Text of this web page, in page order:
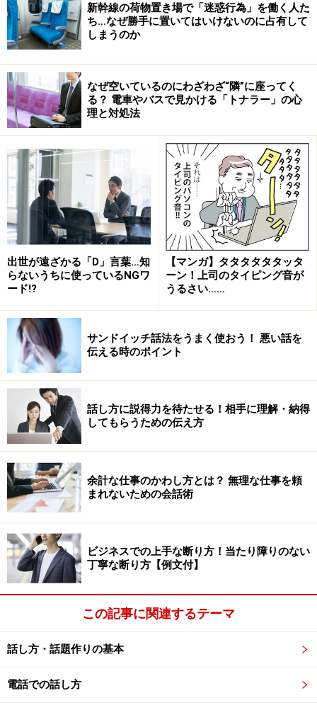
新幹線の荷物置き場で「迷惑行為」を働く人た
ち…なぜ勝手に置いてはいけないのに占有して
しまうのか
なぜ空いているのにわざわざ“隣”に座ってく
る？ 電車やバスで見かける「トナラー」の心
理と対処法
出世が遠ざかる「D」言葉…知
らないうちに使っているNGワ
ード!?
【マンガ】タタタタタタッタ
ーン！上司のタイピング音が
うるさい……
サンドイッチ話法をうまく使おう！ 悪い話を
伝える時のポイント
話し方に説得力を待たせる！相手に理解・納得
してもらうための伝え方
余計な仕事のかわし方とは？ 無理な仕事を頼
まれないための会話術
ビジネスでの上手な断り方！当たり障りのない
丁寧な断り方【例文付】
この記事に関連するテーマ
話し方・話題作りの基本
電話での話し方